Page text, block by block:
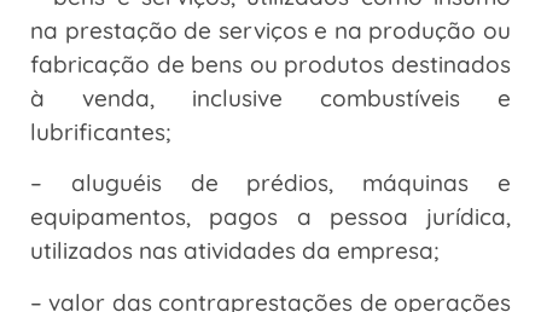
na prestação de serviços e na produção ou
fabricação de bens ou produtos destinados
à venda, inclusive combustíveis e
lubrificantes;
– aluguéis de prédios, máquinas e
equipamentos, pagos a pessoa jurídica,
utilizados nas atividades da empresa;
– valor das contraprestações de operações